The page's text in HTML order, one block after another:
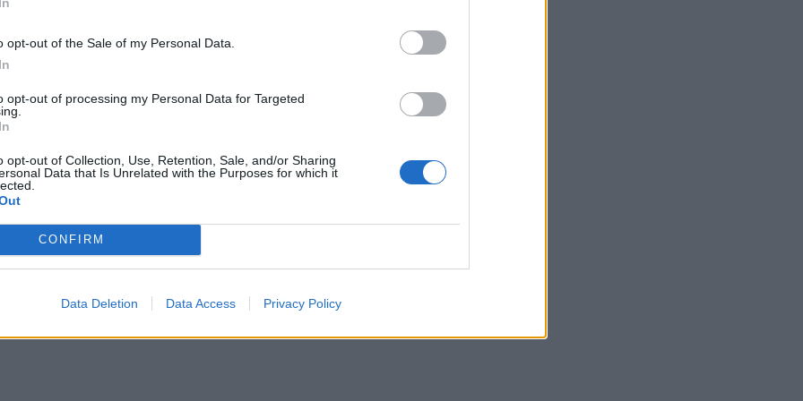
opt-out of the Sale of my Personal Data.
opt-out of processing my Personal Data for Targeted
opt-out of Collection, Use, Retention, Sale, and/or Sharing
Data that Is Unrelated with the Purposes for which it
CONFIRM
Data Deletion Data Access Privacy Policy
budget, έφτασε να αποφέρει σχεδόν 250
του επιτυχία, βοήθησε να καθιερωθεί
Η επίδρασή του φάνηκε στα χρόνια που
Paranormal Activity
στιλ κινηματογράφησης. Το φιλμ λειτούργησε
της εποχής και το κενό πληροφόρησης που
θεατές στα τέλη της δεκαετίας του ’90, η
Αντί για μια τυπική προώθηση με γνωστά
εμφάνιζε στοιχεία που έμοιαζαν με